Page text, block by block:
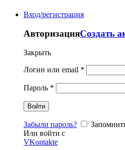
Вход/регистрация
АвторизацияСоздать
Закрыть
Логин или email *
Пароль *
Забыли пароль?
Или войти с
VKontakte